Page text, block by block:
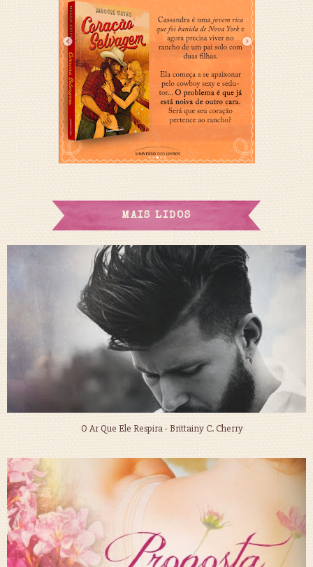
MAIS LIDOS
O Ar Que Ele Respira - Brittainy C. Cherry